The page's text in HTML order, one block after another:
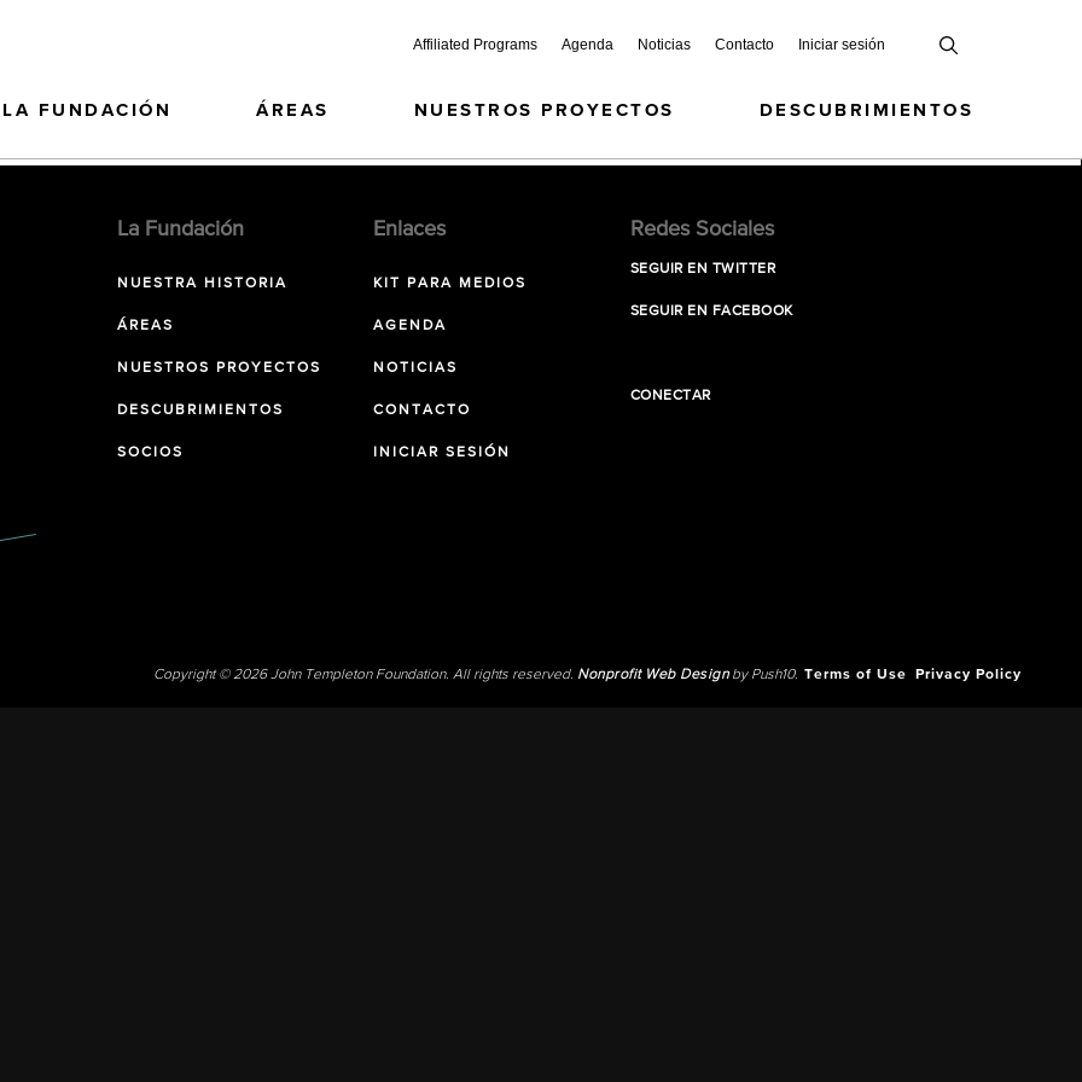
Affiliated Programs Agenda Noticias Contacto Iniciar sesión
LA FUNDACIÓN ÁREAS NUESTROS PROYECTOS DESCUBRIMIENTOS
La Fundación
NUESTRA HISTORIA
ÁREAS
NUESTROS PROYECTOS
DESCUBRIMIENTOS
SOCIOS
Enlaces
KIT PARA MEDIOS
AGENDA
NOTICIAS
CONTACTO
INICIAR SESIÓN
Redes Sociales
SEGUIR EN TWITTER
SEGUIR EN FACEBOOK
CONECTAR
Copyright © 2026 John Templeton Foundation. All rights reserved. Nonprofit Web Designby Push10. Terms of Use Privacy Policy